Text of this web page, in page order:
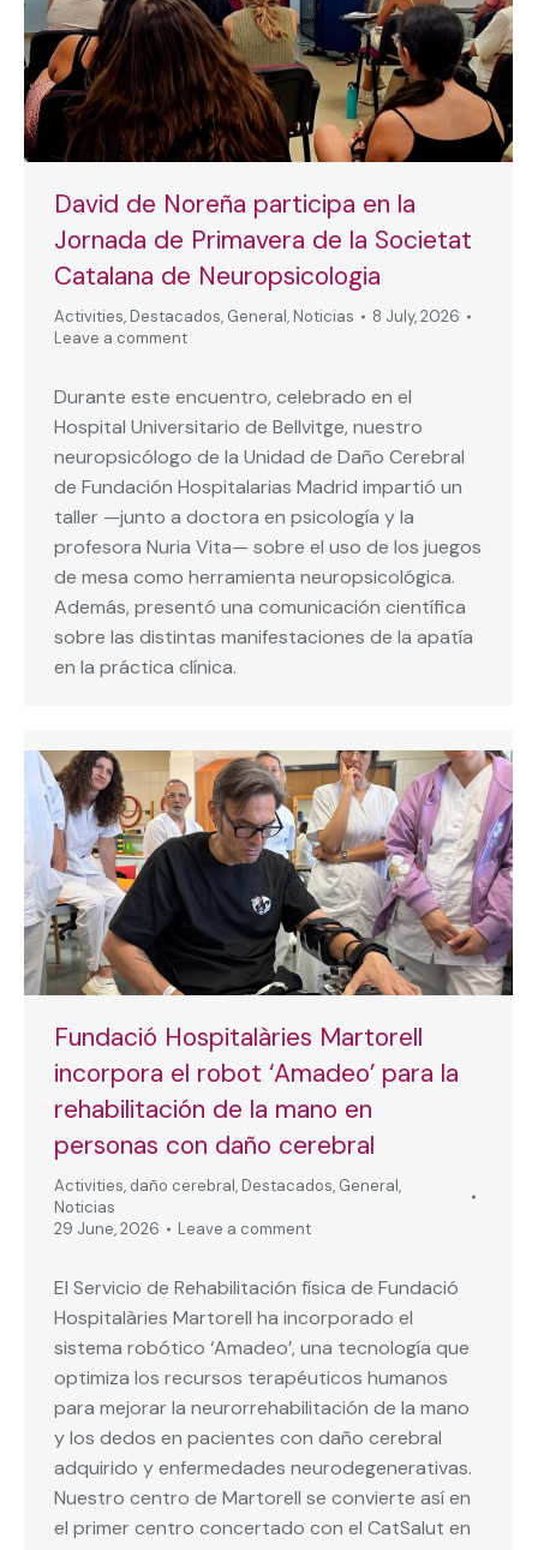
David de Noreña participa en la
Jornada de Primavera de la Societat
Catalana de Neuropsicologia
Activities, Destacados, General, Noticias
8 July, 2026
Leave a comment
Durante este encuentro, celebrado en el
Hospital Universitario de Bellvitge, nuestro
neuropsicólogo de la Unidad de Daño Cerebral
de Fundación Hospitalarias Madrid impartió un
taller —junto a doctora en psicología y la
profesora Nuria Vita— sobre el uso de los juegos
de mesa como herramienta neuropsicológica.
Además, presentó una comunicación científica
sobre las distintas manifestaciones de la apatía
en la práctica clínica.
Fundació Hospitalàries Martorell
incorpora el robot ‘Amadeo’ para la
rehabilitación de la mano en
personas con daño cerebral
Activities, daño cerebral, Destacados, General,
Noticias
29 June, 2026
Leave a comment
El Servicio de Rehabilitación física de Fundació
Hospitalàries Martorell ha incorporado el
sistema robótico ‘Amadeo’, una tecnología que
optimiza los recursos terapéuticos humanos
para mejorar la neurorrehabilitación de la mano
y los dedos en pacientes con daño cerebral
adquirido y enfermedades neurodegenerativas.
Nuestro centro de Martorell se convierte así en
el primer centro concertado con el CatSalut en